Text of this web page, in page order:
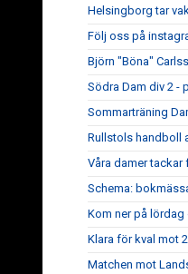
Helsingborg tar
Följ oss på
Björn "Böna"
Södra Dam div 2 -
Sommarträning
Rullstols handboll
Våra damer
Schema:
Kom ner på lördag
Klara för kval mot
Matchen mot